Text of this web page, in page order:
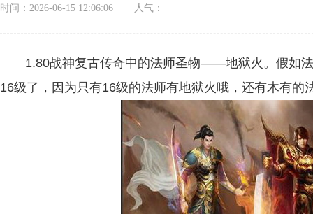
时间：2026-06-15 12:06:06 人气：
1.80战神复古传奇中的法师圣物——地狱火。假如法
16级了，因为只有16级的法师有地狱火哦，还有木有